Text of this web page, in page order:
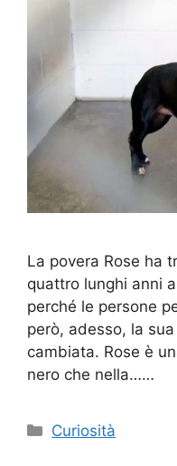
La povera Rose ha
quattro lunghi anni
perché le persone
però, adesso, la
cambiata. Rose è
nero che nella……
Categorie
Curiosità